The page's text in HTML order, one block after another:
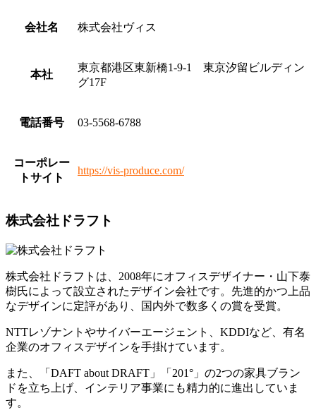
会社名 株式会社ヴィス
本社
東京都港区東新橋1-9-1 東京汐留ビルディン
グ17F
電話番号 03-5568-6788
コーポレー
トサイト
https://vis-produce.com/
株式会社ドラフト
株式会社ドラフトは、2008年にオフィスデザイナー・山下泰
樹氏によって設立されたデザイン会社です。先進的かつ上品
なデザインに定評があり、国内外で数多くの賞を受賞。
NTTレゾナントやサイバーエージェント、KDDIなど、有名
企業のオフィスデザインを手掛けています。
また、「DAFT about DRAFT」「201°」の2つの家具ブラン
ドを立ち上げ、インテリア事業にも精力的に進出していま
す。